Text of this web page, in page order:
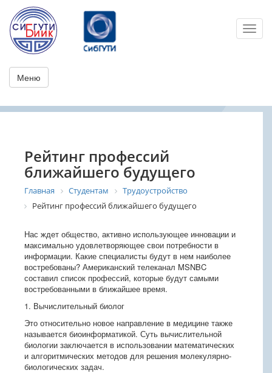
Меню
Рейтинг профессий
ближайшего будущего
Главная Студентам
Трудоустройство
Рейтинг профессий ближайшего будущего
Нас ждет общество, активно использующее инновации и
максимально удовлетворяющее свои потребности в
информации. Какие специалисты будут в нем наиболее
востребованы? Американский телеканал MSNBC
составил список профессий, которые будут самыми
востребованными в ближайшее время.
1. Вычислительный биолог
Это относительно новое направление в медицине также
называется биоинформатикой. Суть вычислительной
биологии заключается в использовании математических
и алгоритмических методов для решения молекулярно-
биологических задач.